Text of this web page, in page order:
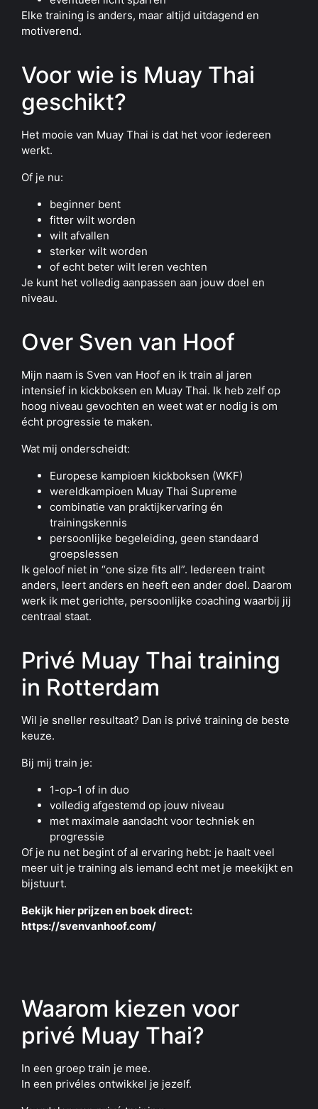
Elke training is anders, maar altijd uitdagend en
motiverend.
Voor wie is Muay Thai
geschikt?
Het mooie van Muay Thai is dat het voor iedereen
werkt.
Of je nu:
beginner bent
fitter wilt worden
wilt afvallen
sterker wilt worden
of echt beter wilt leren vechten
Je kunt het volledig aanpassen aan jouw doel en
niveau.
Over Sven van Hoof
Mijn naam is Sven van Hoof en ik train al jaren
intensief in kickboksen en Muay Thai. Ik heb zelf op
hoog niveau gevochten en weet wat er nodig is om
écht progressie te maken.
Wat mij onderscheidt:
Europese kampioen kickboksen (WKF)
wereldkampioen Muay Thai Supreme
combinatie van praktijkervaring én
trainingskennis
persoonlijke begeleiding, geen standaard
groepslessen
Ik geloof niet in “one size fits all”. Iedereen traint
anders, leert anders en heeft een ander doel. Daarom
werk ik met gerichte, persoonlijke coaching waarbij jij
centraal staat.
Privé Muay Thai training
in Rotterdam
Wil je sneller resultaat? Dan is privé training de beste
keuze.
Bij mij train je:
1-op-1 of in duo
volledig afgestemd op jouw niveau
met maximale aandacht voor techniek en
progressie
Of je nu net begint of al ervaring hebt: je haalt veel
meer uit je training als iemand echt met je meekijkt en
bijstuurt.
Bekijkhier prijzenen boek direct:
https://svenvanhoof.com/
Waarom kiezen voor
privé Muay Thai?
In een groep train je mee.
In een privéles ontwikkel je jezelf.